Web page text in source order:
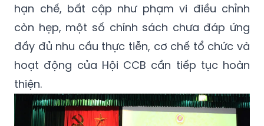
hạn chế, bất cập như phạm vi điều chỉnh
còn hẹp, một số chính sách chưa đáp ứng
đầy đủ nhu cầu thực tiễn, cơ chế tổ chức và
hoạt động của Hội CCB cần tiếp tục hoàn
thiện.